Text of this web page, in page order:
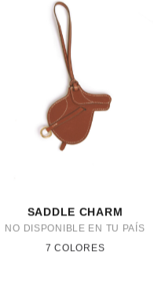
NO DISPONIBLE EN TU PAÍS